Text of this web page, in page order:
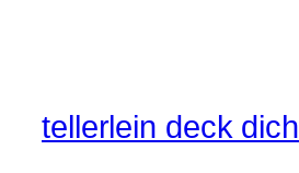
tellerlein deck dich